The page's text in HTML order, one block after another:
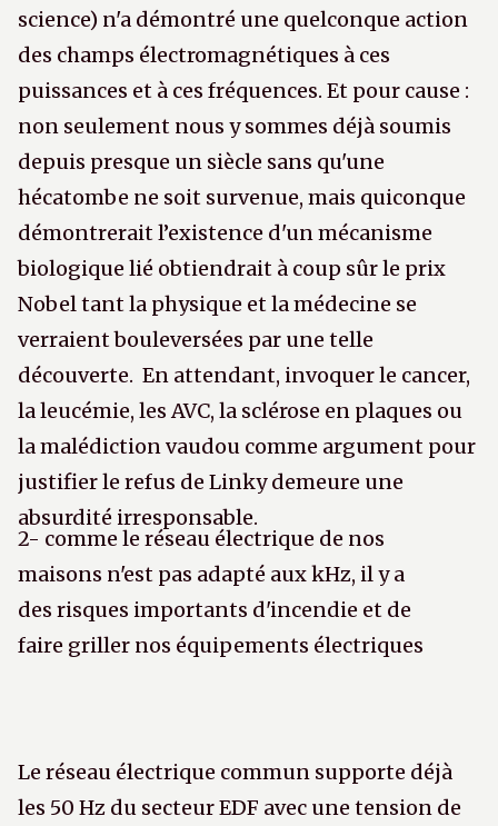
science) n'a démontré une quelconque action
des champs électromagnétiques à ces
puissances et à ces fréquences. Et pour cause :
non seulement nous y sommes déjà soumis
depuis presque un siècle sans qu'une
hécatombe ne soit survenue, mais quiconque
démontrerait l’existence d'un mécanisme
biologique lié obtiendrait à coup sûr le prix
Nobel tant la physique et la médecine se
verraient bouleversées par une telle
découverte. En attendant, invoquer le cancer,
la leucémie, les AVC, la sclérose en plaques ou
la malédiction vaudou comme argument pour
justifier le refus de Linky demeure une
absurdité irresponsable.
2- comme le réseau électrique de nos
maisons n'est pas adapté aux kHz, il y a
des risques importants d'incendie et de
faire griller nos équipements électriques
Le réseau électrique commun supporte déjà
les 50 Hz du secteur EDF avec une tension de